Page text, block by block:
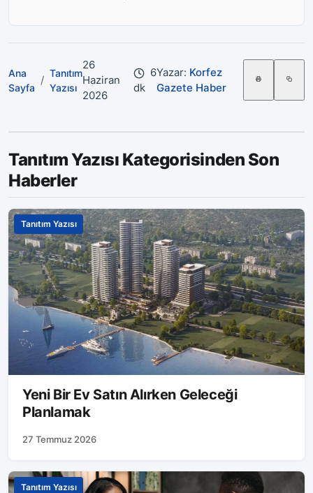
Ana
Sayfa
/
Tanıtım
Yazısı
26
Haziran
2026
6
dk
Yazar: Korfez
Gazete Haber
Tanıtım Yazısı Kategorisinden Son
Haberler
Tanıtım Yazısı
Yeni Bir Ev Satın Alırken Geleceği
Planlamak
27 Temmuz 2026
Tanıtım Yazısı